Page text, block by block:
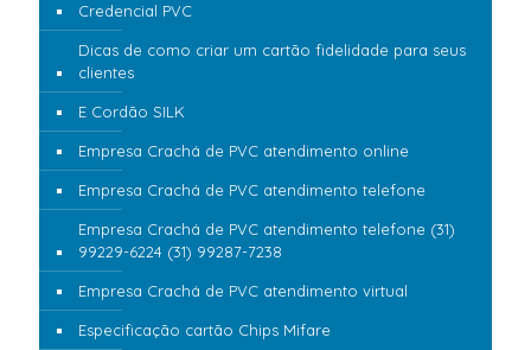
Credencial PVC
Dicas de como criar um cartão fidelidade para seus
clientes
E Cordão SILK
Empresa Crachá de PVC atendimento online
Empresa Crachá de PVC atendimento telefone
Empresa Crachá de PVC atendimento telefone (31)
99229-6224 (31) 99287-7238
Empresa Crachá de PVC atendimento virtual
Especificação cartão Chips Mifare